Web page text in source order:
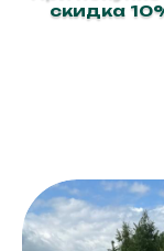
скидка